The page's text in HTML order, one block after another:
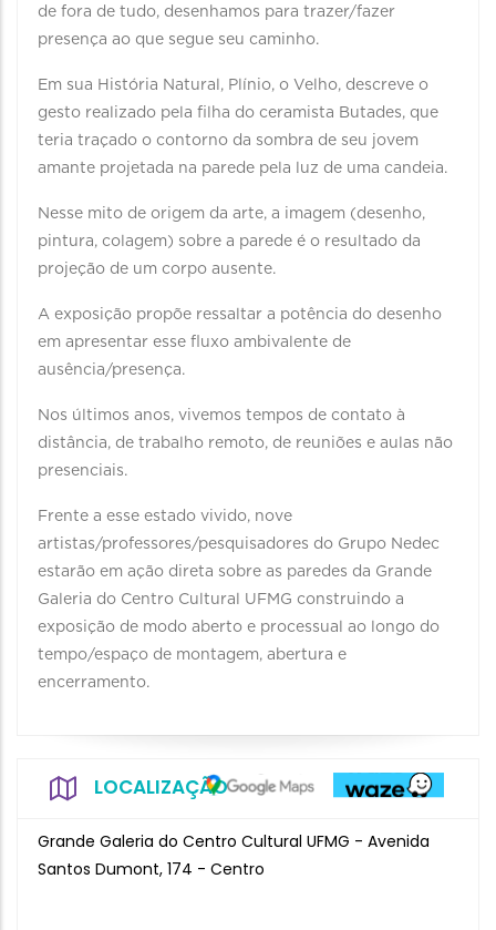
de fora de tudo, desenhamos para trazer/fazer
presença ao que segue seu caminho.
Em sua História Natural, Plínio, o Velho, descreve o
gesto realizado pela filha do ceramista Butades, que
teria traçado o contorno da sombra de seu jovem
amante projetada na parede pela luz de uma candeia.
Nesse mito de origem da arte, a imagem (desenho,
pintura, colagem) sobre a parede é o resultado da
projeção de um corpo ausente.
A exposição propõe ressaltar a potência do desenho
em apresentar esse fluxo ambivalente de
ausência/presença.
Nos últimos anos, vivemos tempos de contato à
distância, de trabalho remoto, de reuniões e aulas não
presenciais.
Frente a esse estado vivido, nove
artistas/professores/pesquisadores do Grupo Nedec
estarão em ação direta sobre as paredes da Grande
Galeria do Centro Cultural UFMG construindo a
exposição de modo aberto e processual ao longo do
tempo/espaço de montagem, abertura e
encerramento.
LOCALIZAÇÃO
Grande Galeria do Centro Cultural UFMG - Avenida
Santos Dumont, 174 - Centro